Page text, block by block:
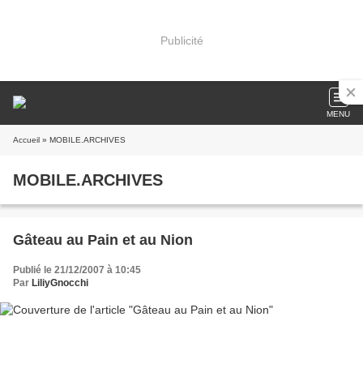
Publicité
MENU
Accueil » MOBILE.ARCHIVES
MOBILE.ARCHIVES
Gâteau au Pain et au Nion
Publié le 21/12/2007 à 10:45
Par LiliyGnocchi